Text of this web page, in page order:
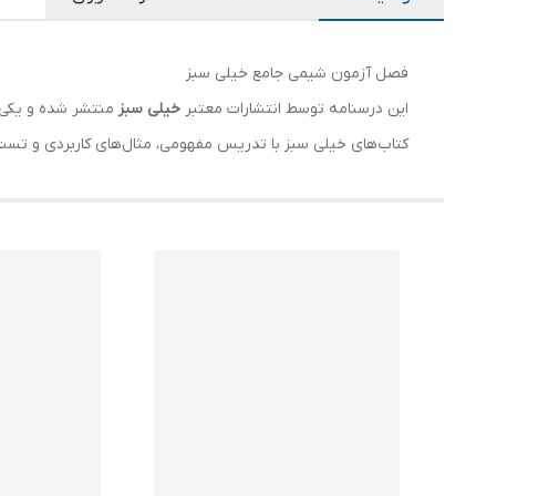
فصل آزمون شیمی جامع خیلی سبز
این درسنامه توسط انتشارات معتبر خیلی سبز منتشر شده و یکی
کتاب‌های خیلی سبز با تدریس مفهومی، مثال‌های کاربردی و